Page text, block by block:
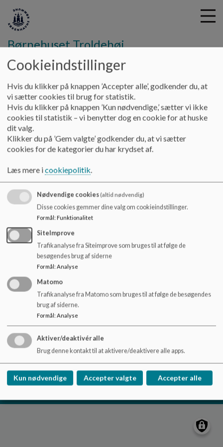
i
Børnehuset Troldehøj
Kontakt Tilgængelighedserklæring
Tilgængelighedserklæring
Københavns Kommune forpligter sig til at gøre
”Lov om tilgængelighed af offentlige organers websteder og
mobilapplikationer”.
Se den fuldeTilgængelighedserklæring
Børnehuset Troldehøj
Gårdstedet 57, 2500 Valby
knhels@kk.dk
+45 40177190
EAN NR. 5798009370327
Tilgængelighedserklæring
Sitemap
Cookie politik
Cookieindstillinger
Hvis du klikker på knappen ’Accepter alle’, godkender du, at
vi sætter cookies til brug for statistik.
Hvis du klikker på knappen ’Kun nødvendige,’ sætter vi ikke
cookies til statistik – vi benytter dog en cookie for at huske
dit valg.
Klikker du på ’Gem valgte’ godkender du, at vi sætter
cookies for de kategorier du har krydset af.
Læs mere icookiepolitik.
Nødvendige cookies(altid nødvendig)
Disse cookies gemmer dine valg om cookieindstillinger.
Formål: Funktionalitet
SiteImprove
Trafikanalyse fra Siteimprove som bruges til at følge de
besøgendes brug af siderne
Formål: Analyse
Matomo
Trafikanalyse fra Matomo som bruges til at følge de besøgendes
brug af siderne.
Formål: Analyse
Aktiver/deaktivér alle
Brug denne kontakt til at aktivere/deaktivere alle apps.
Kun nødvendige Accepter valgte Accepter alle